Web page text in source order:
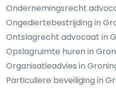
Ondernemingsrecht
Ongediertebestrijding in
Ontslagrecht advocaat in
Opslagruimte huren in
Organisatieadvies in
Particuliere beveiliging in